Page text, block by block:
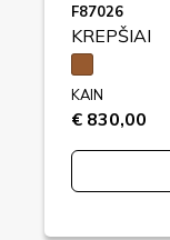
F87026
KREPŠIAI
KAIN
€ 830,00